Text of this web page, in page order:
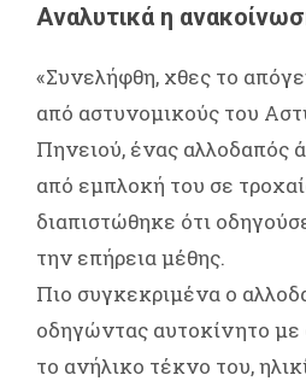
Αναλυτικά η
«Συνελήφθη, χθες το
από αστυνομικούς του
Πηνειού, ένας αλλοδαπός
από εμπλοκή του σε
διαπιστώθηκε ότι
την επήρεια μέθης.
Πιο συγκεκριμένα ο
οδηγώντας αυτοκίνητο με
το ανήλικο τέκνο του,